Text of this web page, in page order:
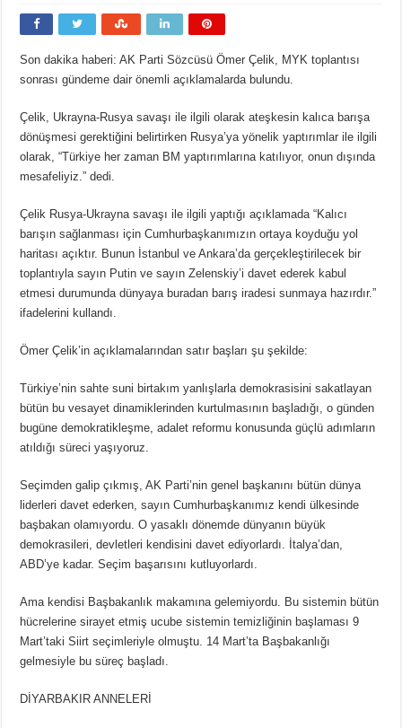
Son dakika haberi: AK Parti Sözcüsü Ömer Çelik, MYK toplantısı
sonrası gündeme dair önemli açıklamalarda bulundu.
Çelik, Ukrayna-Rusya savaşı ile ilgili olarak ateşkesin kalıca barışa
dönüşmesi gerektiğini belirtirken Rusya’ya yönelik yaptırımlar ile ilgili
olarak, “Türkiye her zaman BM yaptırımlarına katılıyor, onun dışında
mesafeliyiz.” dedi.
Çelik Rusya-Ukrayna savaşı ile ilgili yaptığı açıklamada “Kalıcı
barışın sağlanması için Cumhurbaşkanımızın ortaya koyduğu yol
haritası açıktır. Bunun İstanbul ve Ankara’da gerçekleştirilecek bir
toplantıyla sayın Putin ve sayın Zelenskiy’i davet ederek kabul
etmesi durumunda dünyaya buradan barış iradesi sunmaya hazırdır.”
ifadelerini kullandı.
Ömer Çelik’in açıklamalarından satır başları şu şekilde:
Türkiye’nin sahte suni birtakım yanlışlarla demokrasisini sakatlayan
bütün bu vesayet dinamiklerinden kurtulmasının başladığı, o günden
bugüne demokratikleşme, adalet reformu konusunda güçlü adımların
atıldığı süreci yaşıyoruz.
Seçimden galip çıkmış, AK Parti’nin genel başkanını bütün dünya
liderleri davet ederken, sayın Cumhurbaşkanımız kendi ülkesinde
başbakan olamıyordu. O yasaklı dönemde dünyanın büyük
demokrasileri, devletleri kendisini davet ediyorlardı. İtalya’dan,
ABD’ye kadar. Seçim başarısını kutluyorlardı.
Ama kendisi Başbakanlık makamına gelemiyordu. Bu sistemin bütün
hücrelerine sirayet etmiş ucube sistemin temizliğinin başlaması 9
Mart’taki Siirt seçimleriyle olmuştu. 14 Mart’ta Başbakanlığı
gelmesiyle bu süreç başladı.
DİYARBAKIR ANNELERİ